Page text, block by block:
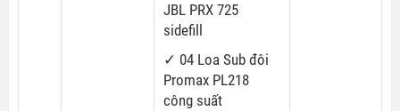
JBL PRX 725
sidefill
✓ 04 Loa Sub đôi
Promax PL218
công suất